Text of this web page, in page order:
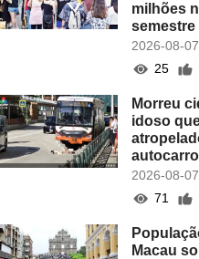
milhões
semestre
2026-08-
25
Morreu
idoso
autocarro
2026-08-
71
Macau